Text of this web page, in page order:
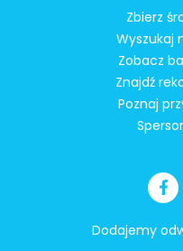
Zbierz
Wyszukaj
Zobacz
Znajdź
Poznaj
Dodajemy